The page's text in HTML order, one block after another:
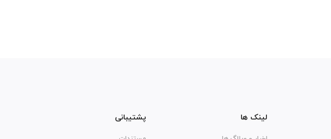
لینک ها پشتیبانی